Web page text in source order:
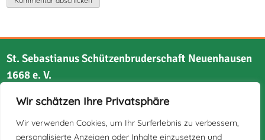
Wir schätzen Ihre Privatsphäre
Wir verwenden Cookies, um Ihr Surferlebnis zu verbessern,
personalisierte Anzeigen oder Inhalte einzusetzen und
St. Sebastianus Schützenbruderschaft Neuenhausen
1668 e. V.
Bruchstraße 21